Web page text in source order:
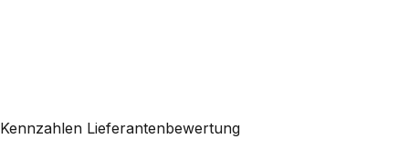
Kennzahlen Lieferantenbewertung